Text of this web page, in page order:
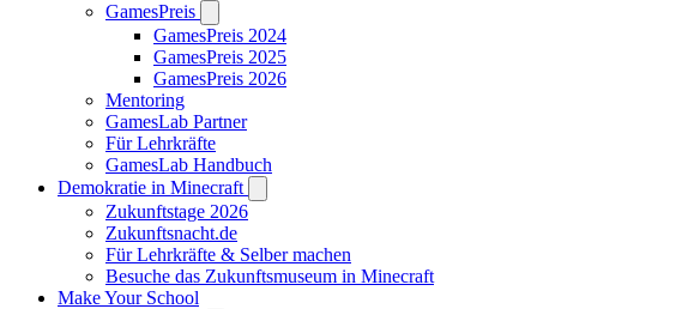
GamesPreis
GamesPreis 2024
GamesPreis 2025
GamesPreis 2026
Mentoring
GamesLab Partner
Für Lehrkräfte
GamesLab Handbuch
Demokratie in Minecraft
Zukunftstage 2026
Zukunftsnacht.de
Für Lehrkräfte & Selber machen
Besuche das Zukunftsmuseum in Minecraft
Make Your School